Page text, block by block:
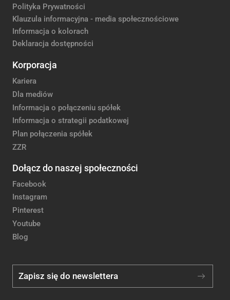
Polityka Prywatności
Klauzula informacyjna - media społecznościowe
Informacja o kolorach
Deklaracja dostępności
Korporacja
Kariera
Dla mediów
Informacja o połączeniu spółek
Informacja o strategii podatkowej
Plan połączenia spółek
ZZR
Dołącz do naszej społeczności
Facebook
Instagram
Pinterest
Youtube
Blog
Zapisz się do newslettera